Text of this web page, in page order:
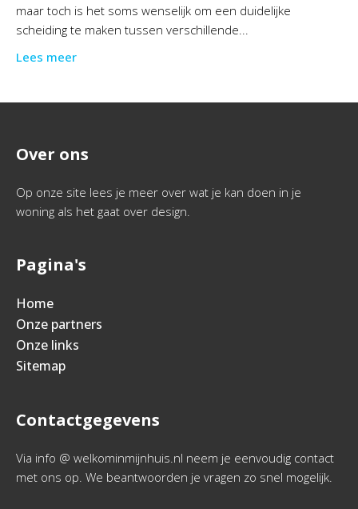
maar toch is het soms wenselijk om een duidelijke
scheiding te maken tussen verschillende...
Lees meer
Over ons
Op onze site lees je meer over wat je kan doen in je
woning als het gaat over design.
Pagina's
Home
Onze partners
Onze links
Sitemap
Contactgegevens
Via info @ welkominmijnhuis.nl neem je eenvoudig contact
met ons op. We beantwoorden je vragen zo snel mogelijk.